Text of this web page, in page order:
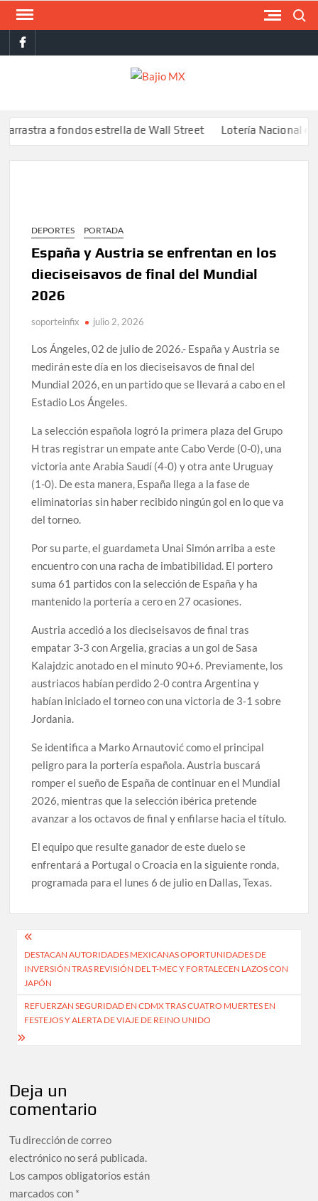
Saltar
contenidofacebook
a fondos estrella de Wall Street Lotería Nacional emite
DEPORTES PORTADA
España y Austria se enfrentan en los
dieciseisavos de final del Mundial
2026
soporteinfix julio 2, 2026
Los Ángeles, 02 de julio de 2026.- España y Austria se
medirán este día en los dieciseisavos de final del
Mundial 2026, en un partido que se llevará a cabo en el
Estadio Los Ángeles.
La selección española logró la primera plaza del Grupo
H tras registrar un empate ante Cabo Verde (0-0), una
victoria ante Arabia Saudí (4-0) y otra ante Uruguay
(1-0). De esta manera, España llega a la fase de
eliminatorias sin haber recibido ningún gol en lo que va
del torneo.
Por su parte, el guardameta Unai Simón arriba a este
encuentro con una racha de imbatibilidad. El portero
suma 61 partidos con la selección de España y ha
mantenido la portería a cero en 27 ocasiones.
Austria accedió a los dieciseisavos de final tras
empatar 3-3 con Argelia, gracias a un gol de Sasa
Kalajdzic anotado en el minuto 90+6. Previamente, los
austriacos habían perdido 2-0 contra Argentina y
habían iniciado el torneo con una victoria de 3-1 sobre
Jordania.
Se identifica a Marko Arnautović como el principal
peligro para la portería española. Austria buscará
romper el sueño de España de continuar en el Mundial
2026, mientras que la selección ibérica pretende
avanzar a los octavos de final y enfilarse hacia el título.
El equipo que resulte ganador de este duelo se
enfrentará a Portugal o Croacia en la siguiente ronda,
programada para el lunes 6 de julio en Dallas, Texas.
Navegación
de
entradas
DESTACAN AUTORIDADES MEXICANAS OPORTUNIDADES DE
INVERSIÓN TRAS REVISIÓN DEL T-MEC Y FORTALECEN LAZOS CON
JAPÓN
REFUERZAN SEGURIDAD EN CDMX TRAS CUATRO MUERTES EN
FESTEJOS Y ALERTA DE VIAJE DE REINO UNIDO
Deja un
comentario
Tu dirección de correo
electrónico no será publicada.
Los campos obligatorios están
marcados con *